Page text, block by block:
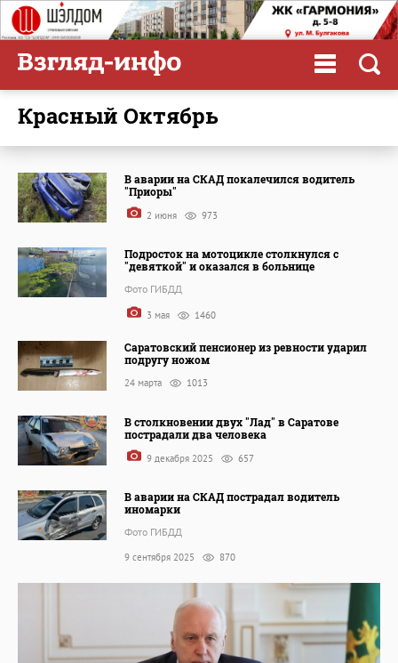
Красный Октябрь
В аварии на СКАД покалечился водитель
"Приоры"
2 июня 973
Подросток на мотоцикле столкнулся с
"девяткой" и оказался в больнице
Фото ГИБДД
3 мая 1460
Саратовский пенсионер из ревности ударил
подругу ножом
24 марта 1013
В столкновении двух "Лад" в Саратове
пострадали два человека
9 декабря 2025 657
В аварии на СКАД пострадал водитель
иномарки
Фото ГИБДД
9 сентября 2025 870